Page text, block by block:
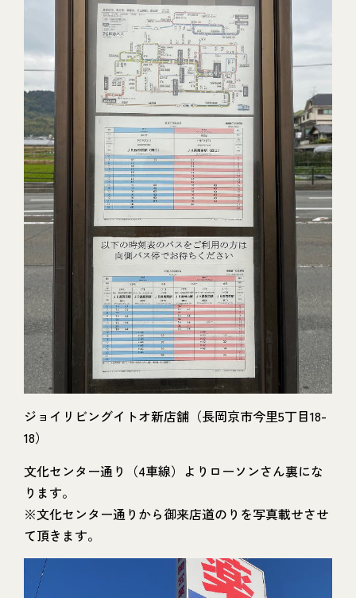
ジョイリビングイトオ新店舗（長岡京市今里5丁目18-
18）
文化センター通り（4車線）よりローソンさん裏にな
ります。
※文化センター通りから御来店道のりを写真載せさせ
て頂きます。